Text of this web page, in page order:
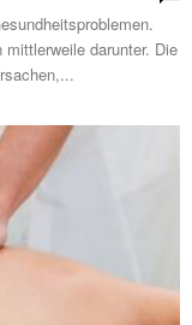
darunter. Die